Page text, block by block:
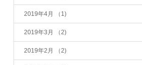
2019年4月 （1)
2019年3月 （2)
2019年2月 （2)